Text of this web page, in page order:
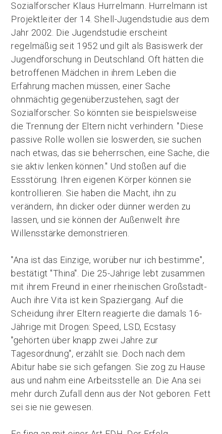
Sozialforscher Klaus Hurrelmann. Hurrelmann ist
Projektleiter der 14. Shell-Jugendstudie aus dem
Jahr 2002. Die Jugendstudie erscheint
regelmäßig seit 1952 und gilt als Basiswerk der
Jugendforschung in Deutschland. Oft hätten die
betroffenen Mädchen in ihrem Leben die
Erfahrung machen müssen, einer Sache
ohnmächtig gegenüberzustehen, sagt der
Sozialforscher. So könnten sie beispielsweise
die Trennung der Eltern nicht verhindern. "Diese
passive Rolle wollen sie loswerden, sie suchen
nach etwas, das sie beherrschen, eine Sache, die
sie aktiv lenken können." Und stoßen auf die
Essstörung. Ihren eigenen Körper können sie
kontrollieren. Sie haben die Macht, ihn zu
verändern, ihn dicker oder dünner werden zu
lassen, und sie können der Außenwelt ihre
Willensstärke demonstrieren.
"Ana ist das Einzige, worüber nur ich bestimme",
bestätigt "Thina". Die 25-Jährige lebt zusammen
mit ihrem Freund in einer rheinischen Großstadt-
Auch ihre Vita ist kein Spaziergang. Auf die
Scheidung ihrer Eltern reagierte die damals 16-
Jährige mit Drogen: Speed, LSD, Ecstasy
"gehörten über knapp zwei Jahre zur
Tagesordnung", erzählt sie. Doch nach dem
Abitur habe sie sich gefangen. Sie zog zu Hause
aus und nahm eine Arbeitsstelle an. Die Ana sei
mehr durch Zufall denn aus der Not geboren. Fett
sei sie nie gewesen.